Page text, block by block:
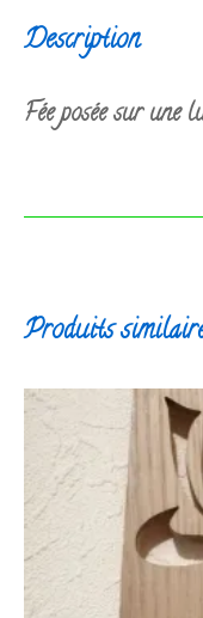
Description
Fée posée sur une
Produits